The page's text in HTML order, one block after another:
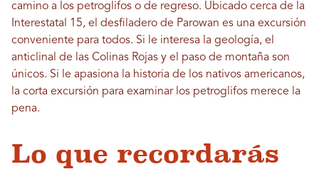
camino a los petroglifos o de regreso. Ubicado cerca de la
Interestatal 15, el desfiladero de Parowan es una excursión
conveniente para todos. Si le interesa la geología, el
anticlinal de las Colinas Rojas y el paso de montaña son
únicos. Si le apasiona la historia de los nativos americanos,
la corta excursión para examinar los petroglifos merece la
pena.
Lo que recordarás